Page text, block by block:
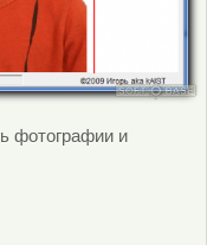
фотографии и